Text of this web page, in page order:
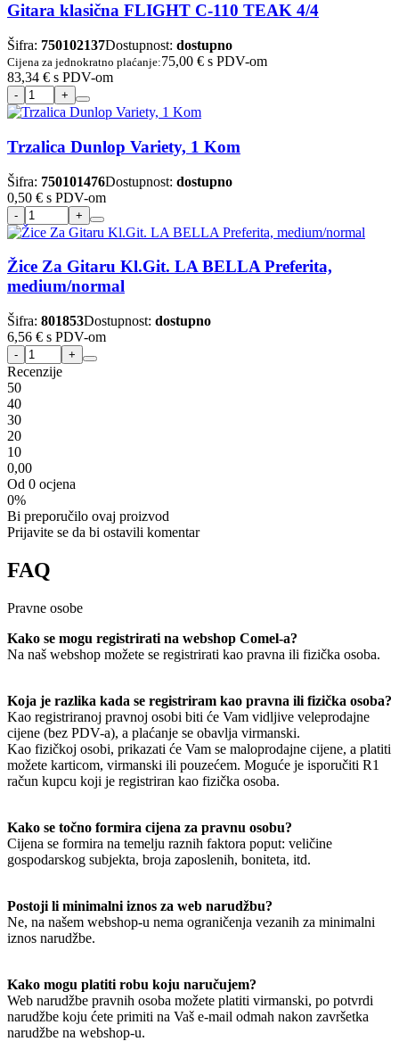
Gitara klasična FLIGHT C-110 TEAK 4/4
Šifra: 750102137Dostupnost: dostupno
Cijena za jednokratno plaćanje:75,00 € s PDV-om
83,34 € s PDV-om
Trzalica Dunlop Variety, 1 Kom
Šifra: 750101476Dostupnost: dostupno
0,50 € s PDV-om
Žice Za Gitaru Kl.Git. LA BELLA Preferita,
medium/normal
Šifra: 801853Dostupnost: dostupno
6,56 € s PDV-om
Recenzije
50
40
30
20
10
0,00
Od 0 ocjena
0%
Bi preporučilo ovaj proizvod
Prijavite se da bi ostavili komentar
FAQ
Pravne osobe
Kako se mogu registrirati na webshop Comel-a?
Na naš webshop možete se registrirati kao pravna ili fizička osoba.
Koja je razlika kada se registriram kao pravna ili fizička osoba?
Kao registriranoj pravnoj osobi biti će Vam vidljive veleprodajne
cijene (bez PDV-a), a plaćanje se obavlja virmanski.
Kao fizičkoj osobi, prikazati će Vam se maloprodajne cijene, a platiti
možete karticom, virmanski ili pouzećem. Moguće je isporučiti R1
račun kupcu koji je registriran kao fizička osoba.
Kako se točno formira cijena za pravnu osobu?
Cijena se formira na temelju raznih faktora poput: veličine
gospodarskog subjekta, broja zaposlenih, boniteta, itd.
Postoji li minimalni iznos za web narudžbu?
Ne, na našem webshop-u nema ograničenja vezanih za minimalni
iznos narudžbe.
Kako mogu platiti robu koju naručujem?
Web narudžbe pravnih osoba možete platiti virmanski, po potvrdi
narudžbe koju ćete primiti na Vaš e-mail odmah nakon završetka
narudžbe na webshop-u.